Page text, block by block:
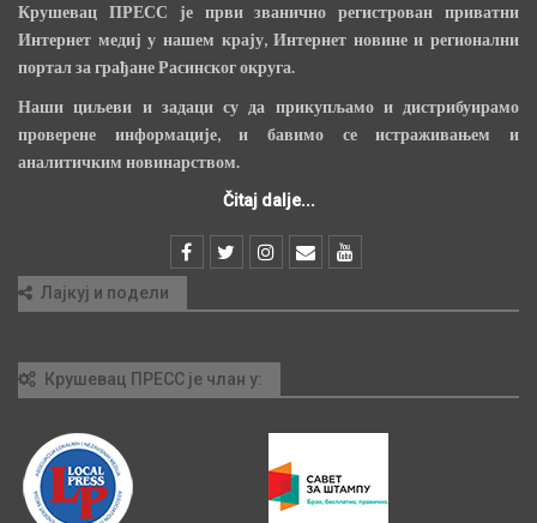
Крушевац ПРЕСС је први званично регистрован приватни
Интернет медиј у нашем крају, Интернет новине и регионални
портал за грађане Расинског округа.
Наши циљеви и задаци су да прикупљамо и дистрибуирамо
проверене информације, и бавимо се истраживањем и
аналитичким новинарством.
Čitaj dalje...
Лајкуј и подели
Крушевац ПРЕСС је члан у: